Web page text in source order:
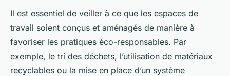
Il est essentiel de veiller à ce que les espaces de
travail soient conçus et aménagés de manière à
favoriser les pratiques éco-responsables. Par
exemple, le tri des déchets, l’utilisation de matériaux
recyclables ou la mise en place d’un système